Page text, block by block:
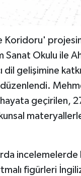
Sanat Okulu ile
gelişimine
düzenlendi.
geçirilen,
incelemelerde
figürleri